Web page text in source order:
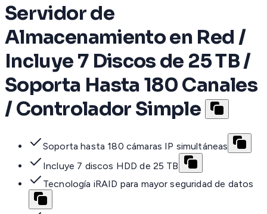
Servidor de
Almacenamiento en Red /
Incluye 7 Discos de 25 TB /
Soporta Hasta 180 Canales
/ Controlador Simple
Soporta hasta 180 cámaras IP simultáneas
Incluye 7 discos HDD de 25 TB
Tecnología iRAID para mayor seguridad de datos